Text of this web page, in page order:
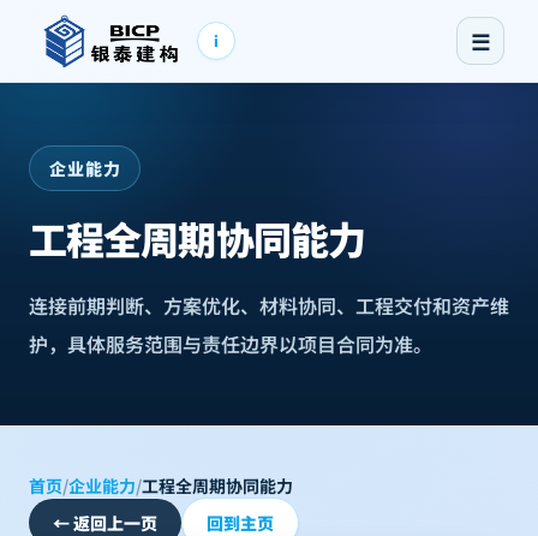
i ☰
企业能力
工程全周期协同能力
连接前期判断、方案优化、材料协同、工程交付和资产维
护，具体服务范围与责任边界以项目合同为准。
首页/企业能力/工程全周期协同能力
←返回上一页 回到主页